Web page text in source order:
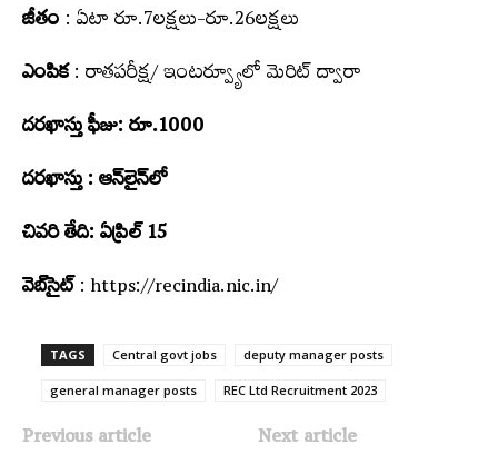
జీతం: ఏటా రూ.7లక్షలు-రూ.26లక్షలు
ఎంపిక: రాతపరీక్ష/ ఇంటర్వ్యూలో మెరిట్ ద్వారా
దరఖాస్తు ఫీజు: రూ.1000
దరఖాస్తు : ఆన్‌లైన్‌లో
చివరి తేది: ఏప్రిల్ 15
వెబ్‌సైట్: https://recindia.nic.in/
TAGS Central govt jobs deputy manager posts
general manager posts REC Ltd Recruitment 2023
Previous article
Next article